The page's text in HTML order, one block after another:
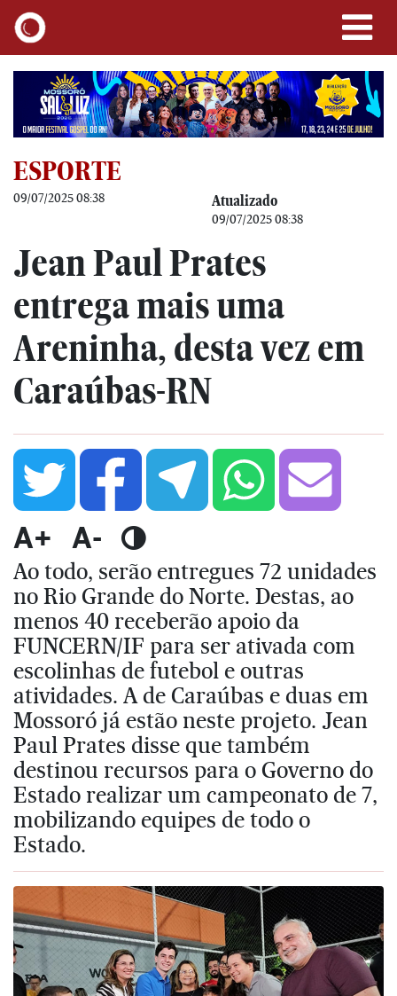
ESPORTE
09/07/2025 08:38 Atualizado
09/07/2025 08:38
Jean Paul Prates
entrega mais uma
Areninha, desta vez em
Caraúbas-RN
A+ A-
Ao todo, serão entregues 72 unidades
no Rio Grande do Norte. Destas, ao
menos 40 receberão apoio da
FUNCERN/IF para ser ativada com
escolinhas de futebol e outras
atividades. A de Caraúbas e duas em
Mossoró já estão neste projeto. Jean
Paul Prates disse que também
destinou recursos para o Governo do
Estado realizar um campeonato de 7,
mobilizando equipes de todo o
Estado.